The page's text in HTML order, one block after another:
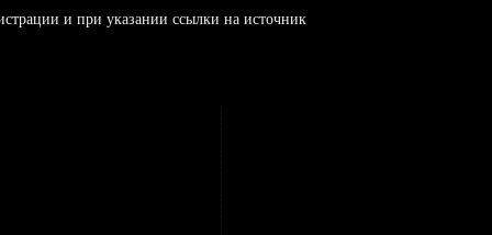
и при указании ссылки на источник